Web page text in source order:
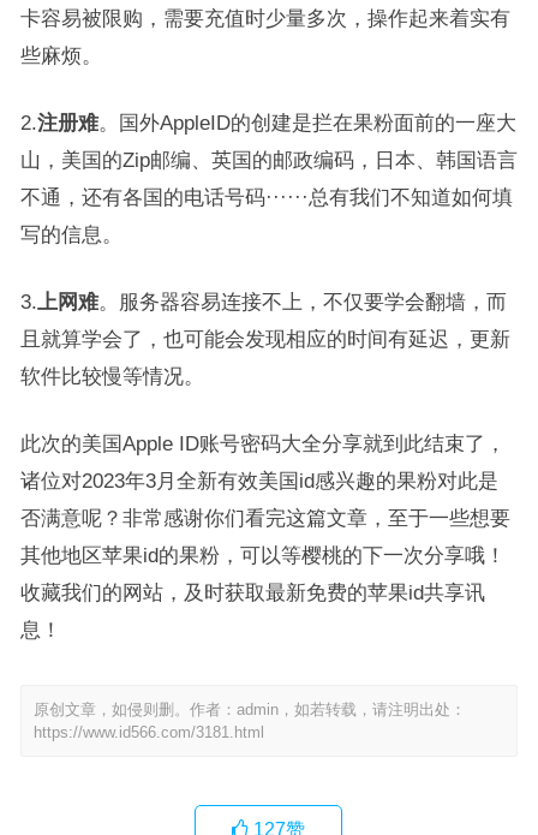
卡容易被限购，需要充值时少量多次，操作起来着实有
些麻烦。
2.注册难。国外AppleID的创建是拦在果粉面前的一座大
山，美国的Zip邮编、英国的邮政编码，日本、韩国语言
不通，还有各国的电话号码······总有我们不知道如何填
写的信息。
3. 上网难。服务器容易连接不上，不仅要学会翻墙，而
且就算学会了，也可能会发现相应的时间有延迟，更新
软件比较慢等情况。
此次的美国Apple ID账号密码大全分享就到此结束了，
诸位对2023年3月全新有效美国id感兴趣的果粉对此是
否满意呢？非常感谢你们看完这篇文章，至于一些想要
其他地区苹果id的果粉，可以等樱桃的下一次分享哦！
收藏我们的网站，及时获取最新免费的苹果id共享讯
息！
原创文章，如侵则删。作者：admin，如若转载，请注明出处：
https://www.id566.com/3181.html
127赞